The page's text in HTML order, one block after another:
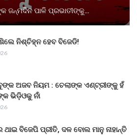
ଜନ୍ମଦିନ ପାଳି ପ୍ରଭାତୀଙ୍କୁ…
ନିଶ୍ଚିହ୍ନ ହେବ ବିଜେଡି!
ଅଜବ ନିୟମ : ଚେଲାଙ୍କ ଏଣ୍ଟ୍ରୀଙ୍କୁ ହଁ
ଭିଡ଼ିଓକୁ ନାଁ
ଥାଇ ବିଜେପି ପ୍ରୀତି, ଦଳ ବୋଲ ମାନୁ ନାହାନ୍ତି